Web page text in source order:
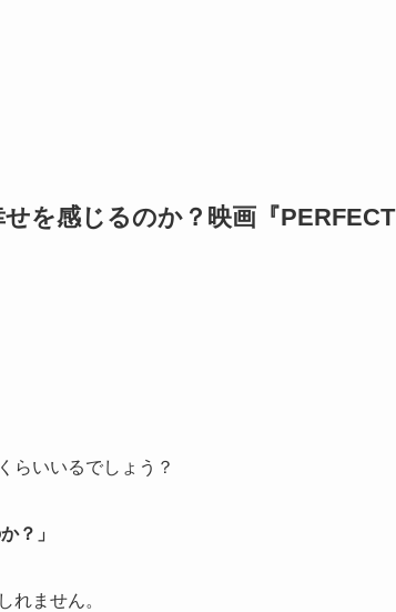
を感じるのか？映画『PERFECT
らいいるでしょう？
？」
れません。